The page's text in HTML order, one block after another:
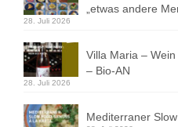
„etwas andere
28. Juli 2026
Villa Maria –
– Bio-AN
28. Juli 2026
Mediterraner